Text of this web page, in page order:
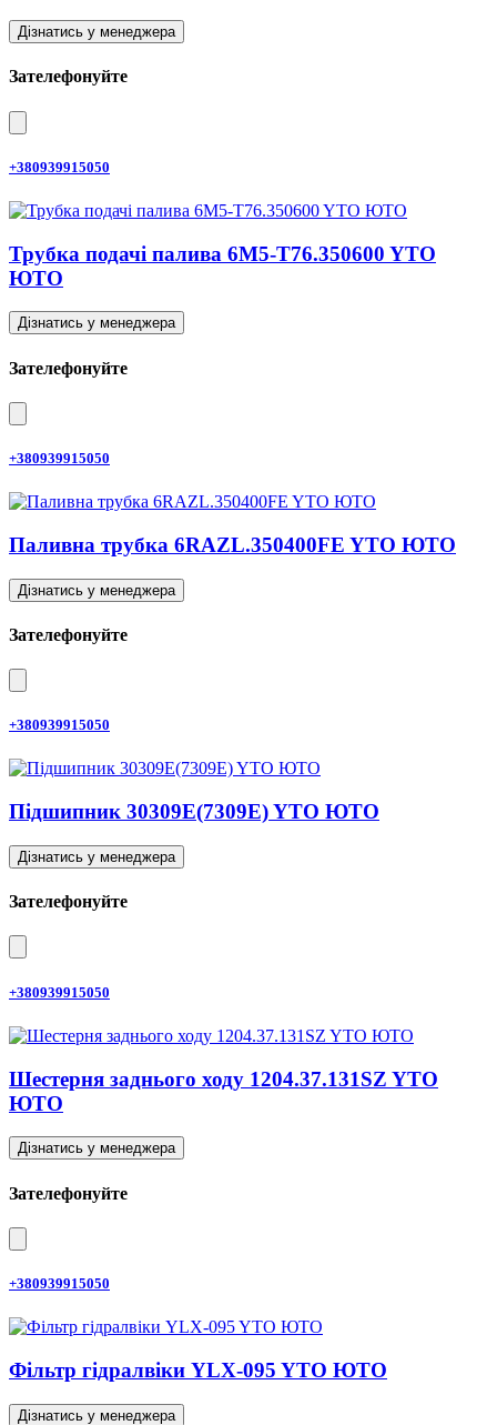
Дізнатись у менеджера
Зателефонуйте
+380939915050
Трубка подачі палива 6M5-T76.350600 YTO
ЮТО
Дізнатись у менеджера
Зателефонуйте
+380939915050
Паливна трубка 6RAZL.350400FE YTO ЮТО
Дізнатись у менеджера
Зателефонуйте
+380939915050
Підшипник 30309E(7309E) YTO ЮТО
Дізнатись у менеджера
Зателефонуйте
+380939915050
Шестерня заднього ходу 1204.37.131SZ YTO
ЮТО
Дізнатись у менеджера
Зателефонуйте
+380939915050
Фільтр гідралвіки YLX-095 YTO ЮТО
Дізнатись у менеджера